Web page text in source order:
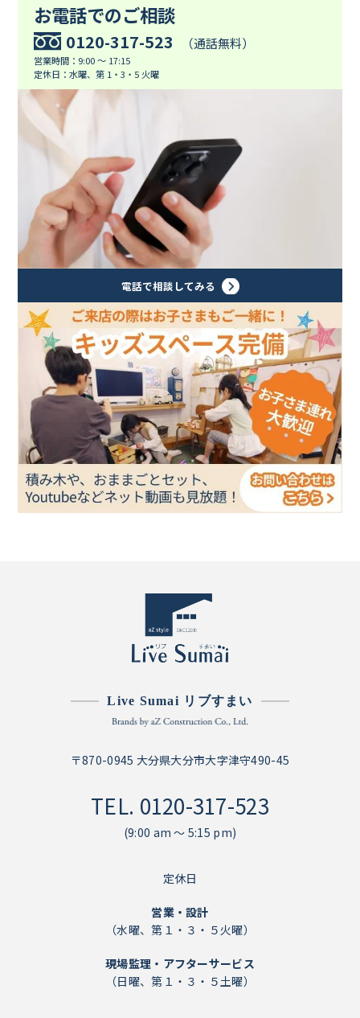
お電話でのご相談
0120-317-523 （通話無料）
営業時間：9:00 ～ 17:15
定休日：水曜、第 1・3・5 火曜
電話で相談してみる
Live Sumai リブすまい
〒870-0945 大分県大分市大字津守490-45
TEL. 0120-317-523
(9:00 am ～ 5:15 pm)
定休日
営業・設計
（水曜、第１・３・５火曜）
現場監理・アフターサービス
（日曜、第１・３・５土曜）